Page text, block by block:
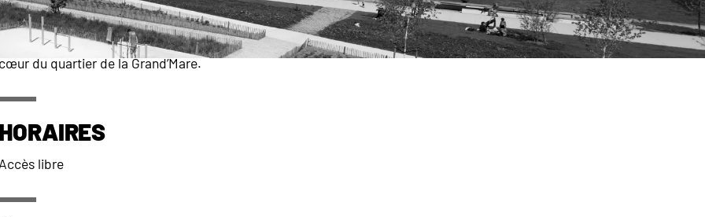
grand compositeur français - Berlioz - et des oiseaux aux noms d’hirondelles, mésanges, pics-verts, roitelets,
rouges-gorges, sansonnets et tourterelles, donnent leurs airs de musique à cette ribambelle de squares nichés au
cœur du quartier de la Grand’Mare.
Horaires
Accès libre